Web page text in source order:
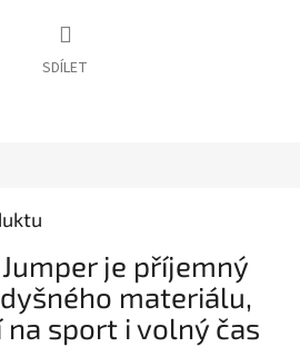
SDÍLET
je příjemný
materiálu,
na sport i volný čas